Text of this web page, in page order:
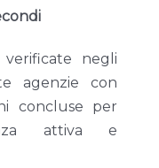
negli
agenzie con
concluse per
attiva e